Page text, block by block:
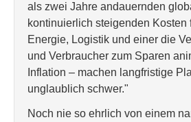
als zwei Jahre andauernden
kontinuierlich steigenden Kosten
Energie, Logistik und einer die
und Verbraucher zum Sparen
Inflation – machen langfristige
unglaublich schwer."
Noch nie so ehrlich von einem